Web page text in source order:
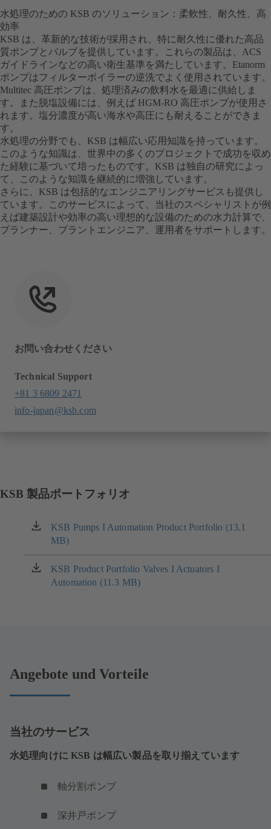
水処理のための KSB のソリューション：柔軟性、耐久性、高
効率
KSB は、革新的な技術が採用され、特に耐久性に優れた高品
質ポンプとバルブを提供しています。これらの製品は、ACS
ガイドラインなどの高い衛生基準を満たしています。Etanorm
ポンプはフィルターボイラーの逆洗でよく使用されています。
Multitec 高圧ポンプは、処理済みの飲料水を最適に供給しま
す。また脱塩設備には、例えば HGM-RO 高圧ポンプが使用さ
れます。塩分濃度が高い海水や高圧にも耐えることができま
す。
水処理の分野でも、KSB は幅広い応用知識を持っています。
このような知識は、世界中の多くのプロジェクトで成功を収め
た経験に基づいて培ったものです。KSB は独自の研究によっ
て、このような知識を継続的に増強しています。
さらに、KSB は包括的なエンジニアリングサービスも提供し
ています。このサービスによって、当社のスペシャリストが例
えば建築設計や効率の高い理想的な設備のための水力計算で、
プランナー、プラントエンジニア、運用者をサポートします。
お問い合わせください
Technical Support
+81 3 6809 2471
info-japan@ksb.com
KSB 製品ポートフォリオ
KSB Pumps I Automation Product Portfolio (13.1
MB)
（新
し
い
タ
ブ
KSB Product Portfolio Valves I Actuators I
Automation (11.3 MB)
（新
し
ま
Angebote und Vorteile
当社のサービス
水処理向けに KSB は幅広い製品を取り揃えています
軸分割ポンプ
深井戸ポンプ